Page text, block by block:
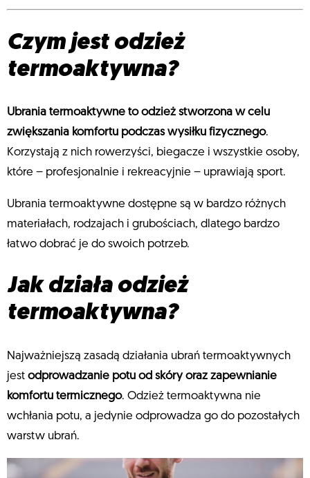
Czym jest odzież
termoaktywna?
Ubrania termoaktywne to odzież stworzona w celu
zwiększania komfortu podczas wysiłku fizycznego.
Korzystają z nich rowerzyści, biegacze i wszystkie osoby,
które – profesjonalnie i rekreacyjnie – uprawiają sport.
Ubrania termoaktywne dostępne są w bardzo różnych
materiałach, rodzajach i grubościach, dlatego bardzo
łatwo dobrać je do swoich potrzeb.
Jak działa odzież
termoaktywna?
Najważniejszą zasadą działania ubrań termoaktywnych
jest odprowadzanie potu od skóry oraz zapewnianie
komfortu termicznego. Odzież termoaktywna nie
wchłania potu, a jedynie odprowadza go do pozostałych
warstw ubrań.